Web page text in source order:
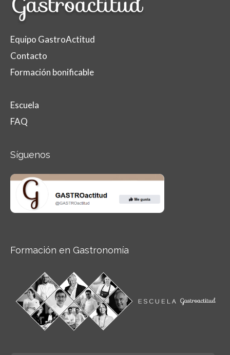
Equipo GastroActitud
Contacto
Formación bonificable
Escuela
FAQ
Síguenos
Formación en Gastronomía